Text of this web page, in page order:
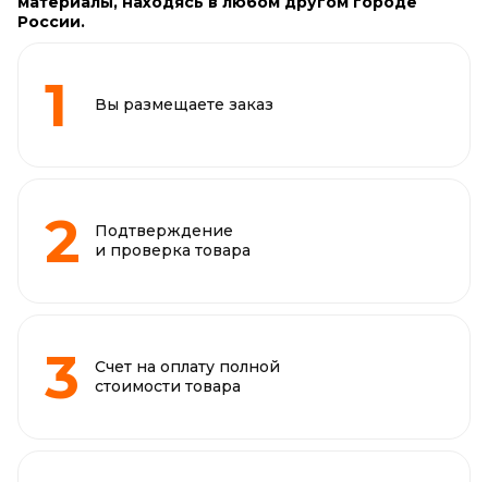
России.
Вы размещаете заказ
Подтверждение
и проверка товара
Счет на оплату полной
стоимости товара